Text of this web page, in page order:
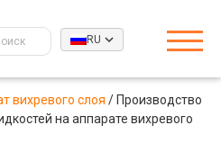
RU
вихревого слоя / Производство
на аппарате вихревого